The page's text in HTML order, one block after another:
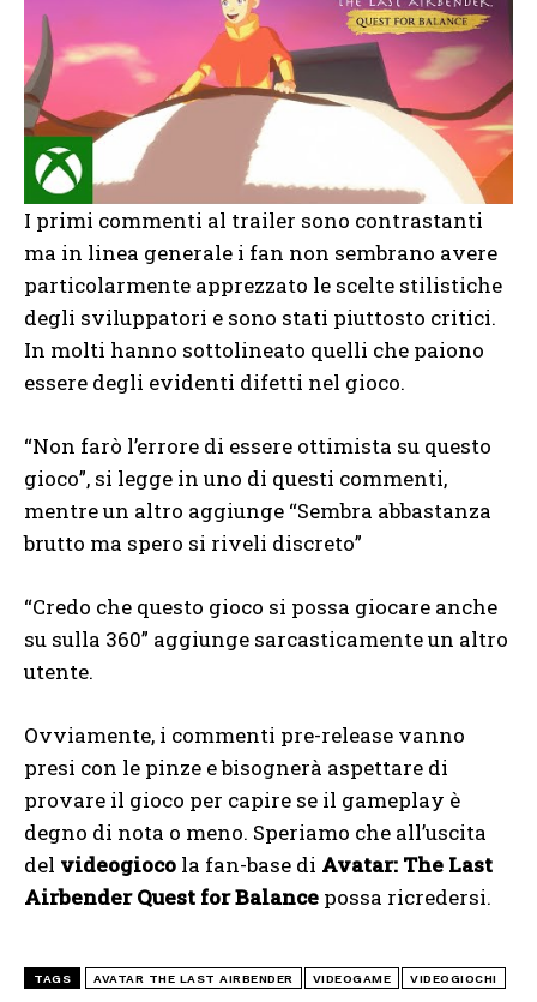
I primi commenti al trailer sono contrastanti
ma in linea generale i fan non sembrano avere
particolarmente apprezzato le scelte stilistiche
degli sviluppatori e sono stati piuttosto critici.
In molti hanno sottolineato quelli che paiono
essere degli evidenti difetti nel gioco.
“Non farò l’errore di essere ottimista su questo
gioco”, si legge in uno di questi commenti,
mentre un altro aggiunge “Sembra abbastanza
brutto ma spero si riveli discreto”
“Credo che questo gioco si possa giocare anche
su sulla 360” aggiunge sarcasticamente un altro
utente.
Ovviamente, i commenti pre-release vanno
presi con le pinze e bisognerà aspettare di
provare il gioco per capire se il gameplay è
degno di nota o meno. Speriamo che all’uscita
del videogioco la fan-base di Avatar: The Last
Airbender Quest for Balance possa ricredersi.
TAGS AVATAR THE LAST AIRBENDER VIDEOGAME VIDEOGIOCHI